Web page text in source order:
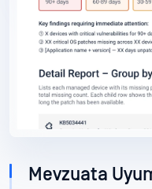
Mevzuata